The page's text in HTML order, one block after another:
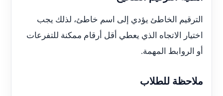
الترقيم الخاطئ يؤدي إلى اسم خاطئ، لذلك يجب
اختيار الاتجاه الذي يعطي أقل أرقام ممكنة للتفرعات
أو الروابط المهمة.
ملاحظة للطلاب